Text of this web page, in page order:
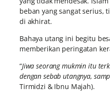
beban yang sangat serius,
di akhirat.
Bahaya utang ini begitu
memberikan peringatan
“Jiwa seorang mukmin itu
dengan sebab utangnya,
Tirmidzi & Ibnu Majah).